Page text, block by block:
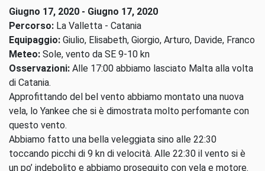
Giugno 17, 2020 - Giugno 17, 2020
Percorso: La Valletta - Catania
Equipaggio: Giulio, Elisabeth, Giorgio, Arturo, Davide, Franco
Meteo: Sole, vento da SE 9-10 kn
Osservazioni: Alle 17:00 abbiamo lasciato Malta alla volta
di Catania.
Approfittando del bel vento abbiamo montato una nuova
vela, lo Yankee che si è dimostrata molto perfomante con
questo vento.
Abbiamo fatto una bella veleggiata sino alle 22:30
toccando picchi di 9 kn di velocità. Alle 22:30 il vento si è
un po’ indebolito e abbiamo proseguito con vela e motore.